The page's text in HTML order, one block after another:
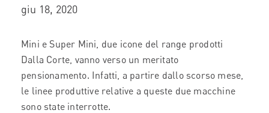
giu 18, 2020
Mini e Super Mini, due icone del range prodotti
Dalla Corte, vanno verso un meritato
pensionamento. Infatti, a partire dallo scorso mese,
le linee produttive relative a queste due macchine
sono state interrotte.